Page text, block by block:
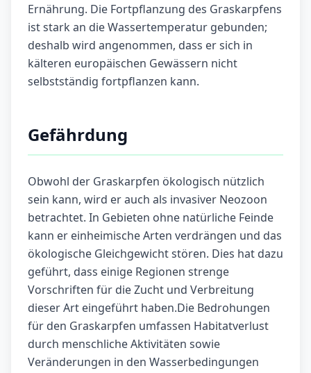
Ernährung. Die Fortpflanzung des Graskarpfens
ist stark an die Wassertemperatur gebunden;
deshalb wird angenommen, dass er sich in
kälteren europäischen Gewässern nicht
selbstständig fortpflanzen kann.
Gefährdung
Obwohl der Graskarpfen ökologisch nützlich
sein kann, wird er auch als invasiver Neozoon
betrachtet. In Gebieten ohne natürliche Feinde
kann er einheimische Arten verdrängen und das
ökologische Gleichgewicht stören. Dies hat dazu
geführt, dass einige Regionen strenge
Vorschriften für die Zucht und Verbreitung
dieser Art eingeführt haben.Die Bedrohungen
für den Graskarpfen umfassen Habitatverlust
durch menschliche Aktivitäten sowie
Veränderungen in den Wasserbedingungen